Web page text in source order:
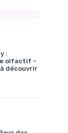
:
olfactif -
découvrir